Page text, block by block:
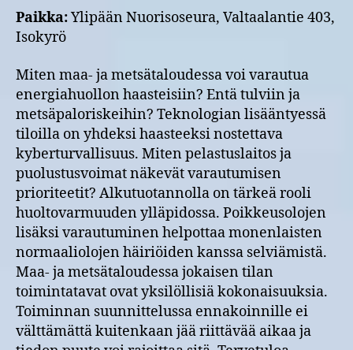
Paikka:Ylipään Nuorisoseura, Valtaalantie 403,
Isokyrö
Miten maa- ja metsätaloudessa voi varautua
energiahuollon haasteisiin? Entä tulviin ja
metsäpaloriskeihin? Teknologian lisääntyessä
tiloilla on yhdeksi haasteeksi nostettava
kyberturvallisuus. Miten pelastuslaitos ja
puolustusvoimat näkevät varautumisen
prioriteetit? Alkutuotannolla on tärkeä rooli
huoltovarmuuden ylläpidossa. Poikkeusolojen
lisäksi varautuminen helpottaa monenlaisten
normaaliolojen häiriöiden kanssa selviämistä.
Maa- ja metsätaloudessa jokaisen tilan
toimintatavat ovat yksilöllisiä kokonaisuuksia.
Toiminnan suunnittelussa ennakoinnille ei
välttämättä kuitenkaan jää riittävää aikaa ja